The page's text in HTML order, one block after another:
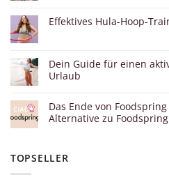
Effektives Hula-Hoop-
Dein Guide für einen
Urlaub
Das Ende von
Alternative zu Foodspring
TOPSELLER